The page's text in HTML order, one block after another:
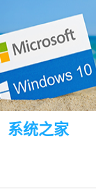
系统之家